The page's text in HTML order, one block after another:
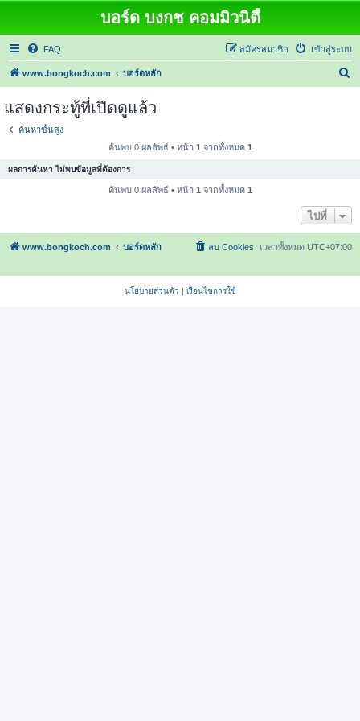
บอร์ด บงกช คอมมิวนิตี้
FAQ เข้าสู่ระบบ
สมัครสมาชิก
www.bongkoch.com บอร์ดหลัก
แสดงกระทู้ที่เปิดดูแล้ว
ค้นหาขั้นสูง
ค้นพบ 0 ผลลัพธ์ • หน้า 1 จากทั้งหมด 1
ผลการค้นหา ไม่พบข้อมูลที่ต้องการ
ค้นพบ 0 ผลลัพธ์ • หน้า 1 จากทั้งหมด 1
ไปที่
www.bongkoch.com บอร์ดหลัก เวลาทั้งหมด UTC+07:00
ลบ Cookies
นโยบายส่วนตัว | เงื่อนไขการใช้